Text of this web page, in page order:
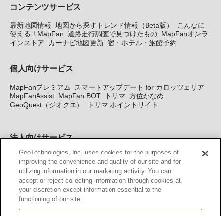
コンテンツサービス
最新地図情報 地図から探すトレンド情報（Beta版）
こんなに
使える！MapFan 道路走行調査で見つけたもの MapFanオンラ
インストア
カーナビ地図更新 宿・ホテル・旅館予約
個人向けサービス
MapFanプレミアム
スマートアップデート for カロッツェリア
MapFanAssist MapFan BOT トリマ 方位かなめ
GeoQuest（ジオクエ）
トリマ ポイントサイト
法人向けサービス
法人向け地図・位置情報サービス WEBサイト・システム向け地
図API Windows PC向け地図開発キット MapFan DB 住所確認
サービス
MAP WORLD+ トリマ広告 Geo-Research
カーナビ地図更新サービス
GeoTechnologies, Inc. uses cookies for the purposes of
improving the convenience and quality of our site and for
utilizing information in our marketing activity. You can
accept or reject collecting information through cookies at
your discretion except information essential to the
functioning of our site.